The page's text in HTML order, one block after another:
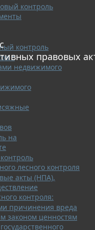
контроль
контроль
с
недвижимого
на
лесного контроля
акты (НПА),
контроля:
причинения вреда
законом ценностям
правовых